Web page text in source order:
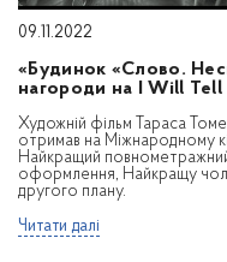
09.11.2022
«Будинок «Слово.
нагороди на I Will
Художній фільм Тараса
отримав на Міжнародному
Найкращий
оформлення, Найкращу
другого плану.
Читати далі